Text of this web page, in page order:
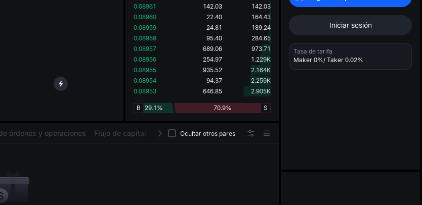
órdenes y operaciones Flujo de capital Activos Ocultar otros pares
0.08961
142.03
142.03
0.08960
22.40
164.43
0.08959
24.81
189.24
0.08958
95.40
284.65
0.08957
689.06
973.71
0.08956
254.97
1.229K
0.08955
935.52
2.164K
0.08954
94.37
2.259K
0.08953
646.85 2.905K
29.1%
B 70.9% S
Iniciar sesión
Tasa de tarifa
Maker 0%/ Taker 0.02%